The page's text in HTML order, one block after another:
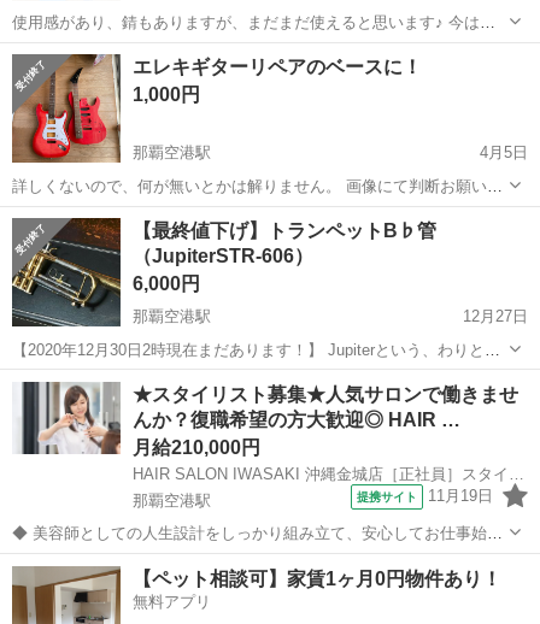
使用感があり、錆もありますが、まだまだ使えると思います♪ 今はこ
のお値段ではありますが、しばらくして売れそうに無い場合は綺麗に
清掃してウィール、ベアリング、ナットの交換をしてから値段を引き
上げます💪
沖縄 中頭郡 那覇空港駅
エレキギターリペアのベースに！
1,000円
那覇空港駅
4月5日
詳しくないので、何が無いとかは解りません。 画像にて判断お願い致
します！ お取引の早い方にお願いします♪ 取引現場は嘉手納です！
沖縄 中頭郡 那覇空港駅 弦楽器、ギター 画像
【最終値下げ】トランペットB♭管
（JupiterSTR-606）
6,000円
那覇空港駅
12月27日
【2020年12月30日2時現在まだあります！】 Jupiterという、わりと評
判のいい台湾のメーカーのトランペット（B♭管）の、ラッカー仕上げ
のモデル（STR-606）です。明るめの音で機種としても個体としても
吹きやすくて...
沖縄 那覇市 那覇空港駅 管楽器、笛、ハーモニカ
トランペット
★スタイリスト募集★人気サロンで働きませ
んか？復職希望の方大歓迎◎ HAIR …
月給210,000円
那覇空港駅
提携サイト 11月19日
◆ 美容師としての人生設計をしっかり組み立て、安心してお仕事始め
ませんか？ ◆ 美容師として定年の75歳まで安心して働ける環境を整
え、技術だけではなく、マネジメント業務なども幅広く学べます。 美
容師としての人生設計をしっ...
沖縄 那覇市 那覇空港駅 美容師
【ペット相談可】家賃1ヶ月0円物件あり！
無料アプリ